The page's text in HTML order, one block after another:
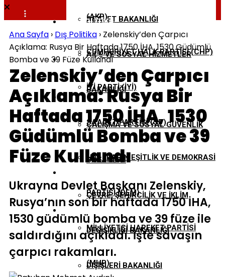
(AKP)
CUMHURIYET HALK PARTISI (CHP)
İYI PARTI (İYİ)
SAADET PARTISI (SP)
HALKLARIN EŞITLIK VE DEMOKRASI
PARTISI (DEM)
MILLIYETÇI HAREKET PARTISI
(MHP)
ADALET BAKANLIĞI
AILE VE SOSYAL HIZMETLER
BAKANLIĞI
ÇALIŞMA VE SOSYAL GÜVENLIK
BAKANLIĞI
ÇEVRE, ŞEHIRCILIK VE İKLIM
DEĞIŞIKLIĞI BAKANLIĞI
DIŞIŞLERI BAKANLIĞI
DIŞ POLITIKA
EKONOMI
GÜNDEM
TBMM
Ana Sayfa › Dış Politika › Zelenskiy’den Çarpıcı
Açıklama: Rusya Bir Haftada 1750 İHA, 1530 Güdümlü
Bomba ve 39 Füze Kullandı
Zelenskiy’den Çarpıcı
Açıklama: Rusya Bir
Haftada 1750 İHA, 1530
Güdümlü Bomba ve 39
Füze Kullandı
Ukrayna Devlet Başkanı Zelenskiy,
Rusya’nın son bir haftada 1750 İHA,
1530 güdümlü bomba ve 39 füze ile
saldırdığını açıkladı. İşte savaşın
çarpıcı rakamları.